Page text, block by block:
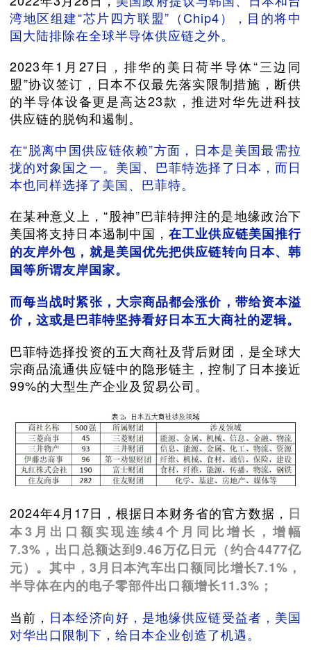
湾地区组建“芯片四方联盟”（Chip4），目的将中
国大陆排除在全球半导体供应链之外。
2023年1月27日，排华的美日荷半导体“三边同
盟”协议签订，日本不仅最先落实限制措施，断供
的半导体设备更是高达23款，推进对华先进科技
供应链的脱钩和遏制。
在“脱离中国供应链依赖”方面，日本是美国最需拉
拢的对象国之一。美国、巴菲特选择了日本，而日
本也同样选择了美国、巴菲特。
在某种意义上，“股神”巴菲特押注的是地缘政治下
美国将支持日本遏制中国，在工业供应链美国推行
的友岸外包，就是美国优先把供应链转向日本、韩
国等所谓友岸国家。
而每当战时紧张，大宗商品都会涨价，带给资本溢
价，这或是巴菲特坚持看好日本五大商社的逻辑。
巴菲特选择投资的五大商社及背后财团，是全球大
宗商品流通供应链中的隐形链主，控制了日本接近
99%的大型生产企业及贸易公司。
2024年4月17日，根据日本财务省的官方数据， 日
本3月出口额实现连续4个月同比增长，增幅
7.3%，出口总额达到9.46万亿日元（约合4477亿
元）。其中，3月日本汽车出口额同比增长7.1%，
半导体在内的电子零部件出口额增长11.3%；
当前， 日本经济向好，是地缘供应链受益者，美国
对华出口限制下，给日本企业创造了机遇。